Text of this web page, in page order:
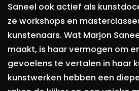
Saneel ook actief als
ze workshops en
kunstenaars. Wat Marjon
maakt, is haar vermogen om
gevoelens te vertalen in haar
kunstwerken hebben een